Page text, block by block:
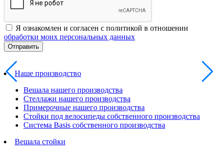
Я ознакомлен и согласен с политикой в отношении
обработки моих персональных данных
Наше производство
Вешала нашего производства
Стеллажи нашего производства
Примерочные нашего производства
Стойки под велосипеды собственного производства
Система Basis собственного производства
Вешала стойки